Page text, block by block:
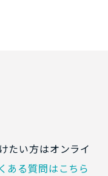
たい方はオンライ
ある質問はこちら